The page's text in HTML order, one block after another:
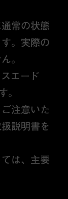
常の状態
。実際の
。
スエード
。
注意いた
説明書を
は、主要